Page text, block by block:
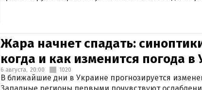
Жара начнет спадать:
когда и как изменится погода в
6 августа, 20:00 1020
В ближайшие дни в Украине прогнозируется